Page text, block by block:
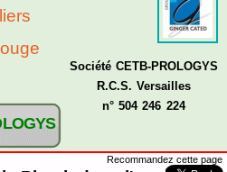
Société CETB-PROLOGYS
R.C.S. Versailles
n° 504 246 224
Recommandez cette page